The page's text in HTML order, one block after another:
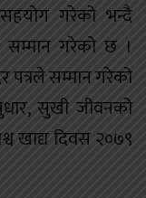
गरेको भन्दै
सम्मान गरेको छ ।
सम्मान गरेको
सुखी जीवनको
खाद्य दिवस २०७९